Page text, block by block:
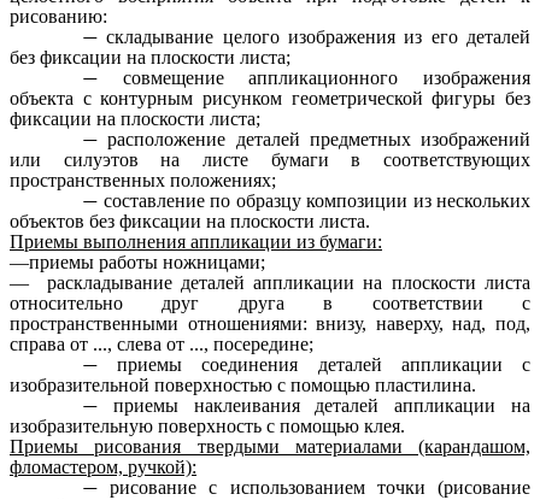
рисованию:
складывание целого изображения из его деталей
без фиксации на плоскости листа;
совмещение аппликационного изображения
объекта с контурным рисунком геометрической фигуры без
фиксации на плоскости листа;
расположение деталей предметных изображений
или силуэтов на листе бумаги в соответствующих
пространственных положениях;
составление по образцу композиции из нескольких
объектов без фиксации на плоскости листа.
Приемы выполнения аппликации из бумаги:
—приемы работы ножницами;
— раскладывание деталей аппликации на плоскости листа
относительно друг друга в соответствии с
пространственными отношениями: внизу, наверху, над, под,
справа от ..., слева от ..., посередине;
приемы соединения деталей аппликации с
изобразительной поверхностью с помощью пластилина.
приемы наклеивания деталей аппликации на
изобразительную поверхность с помощью клея.
Приемы рисования твердыми материалами (карандашом,
фломастером, ручкой):
рисование с использованием точки (рисование